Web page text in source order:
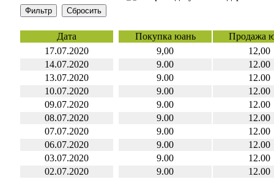
Дата Покупка юань
Продажа
17.07.2020
9,00
12,00
14.07.2020
9.00
12.00
13.07.2020
9.00
12.00
10.07.2020
9.00
12.00
09.07.2020
9.00
12.00
08.07.2020
9.00
12.00
07.07.2020
9.00
12.00
06.07.2020
9.00
12.00
03.07.2020
9.00
12.00
02.07.2020
9.00 12.00